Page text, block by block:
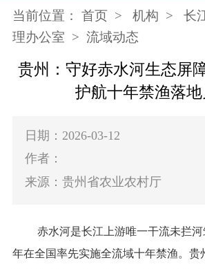
当前位置： 首页 > 机构 >
长
理办公室 > 流域动态
贵州：守好赤水河生态屏
护航十年禁渔落
日期：2026-03-12
作者：
来源：贵州省农业农村厅
赤水河是长江上游唯一干流未拦河
年在全国率先实施全流域十年禁渔。贵